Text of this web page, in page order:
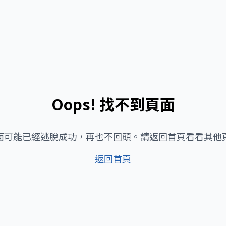
Oops! 找不到頁面
可能已經逃脫成功，再也不回頭。請返回首頁看看其他
返回首頁